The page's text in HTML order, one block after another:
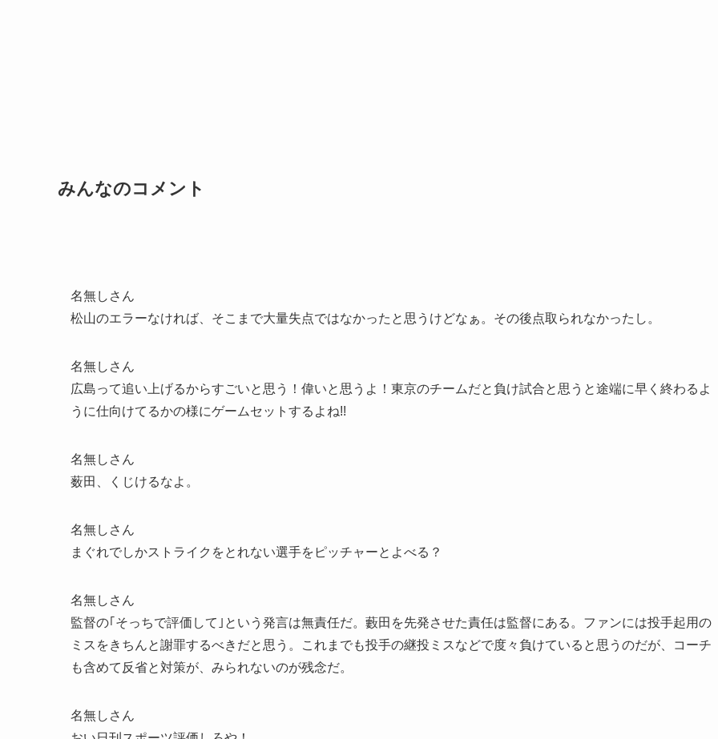
みんなのコメント
名無しさん
松山のエラーなければ、そこまで大量失点ではなかったと思うけどなぁ。その後点取られなかったし。
名無しさん
広島って追い上げるからすごいと思う！偉いと思うよ！東京のチームだと負け試合と思うと途端に早く終わるよ
うに仕向けてるかの様にゲームセットするよね!!
名無しさん
薮田、くじけるなよ。
名無しさん
まぐれでしかストライクをとれない選手をピッチャーとよべる？
名無しさん
監督の｢そっちで評価して｣という発言は無責任だ。藪田を先発させた責任は監督にある。ファンには投手起用の
ミスをきちんと謝罪するべきだと思う。これまでも投手の継投ミスなどで度々負けていると思うのだが、コーチ
も含めて反省と対策が、みられないのが残念だ。
名無しさん